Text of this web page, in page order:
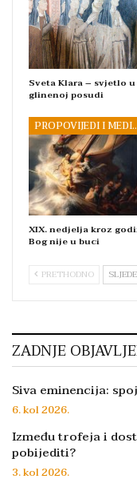
Sveta Klara – svjetlo u
glinenoj posudi
XIX. nedjelja kroz
Bog nije u buci
PRETHODNO
ZADNJE
Siva eminencija:
6. kol 2026.
Između trofeja i
pobijediti?
3. kol 2026.